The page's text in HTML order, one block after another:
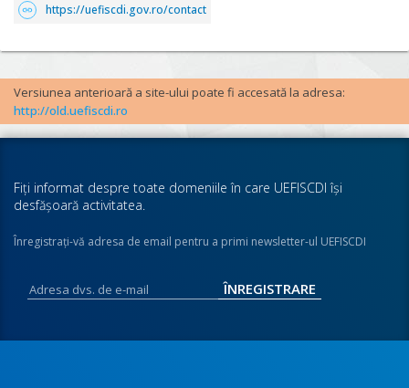
https://uefiscdi.gov.ro/contact
Versiunea anterioară a site-ului poate fi accesată la adresa:
http://old.uefiscdi.ro
Fiţi informat despre toate domeniile în care UEFISCDI îşi
desfăşoară activitatea.
Înregistraţi-vă adresa de email pentru a primi newsletter-ul UEFISCDI